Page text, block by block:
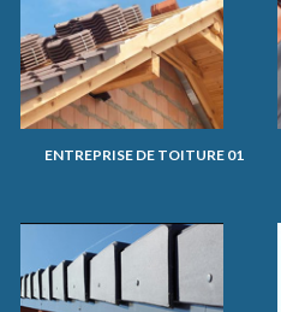
ENTREPRISE DE TOITURE 01